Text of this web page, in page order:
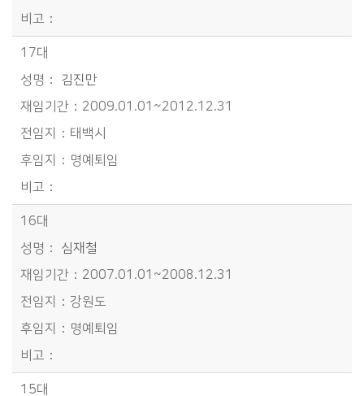
17대
김진만
2009.01.01~2012.12.31
태백시
명예퇴임
16대
심재철
2007.01.01~2008.12.31
강원도
명예퇴임
15대